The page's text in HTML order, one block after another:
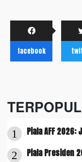
facebook
1 Piala AFF 2026:
2 Piala Presiden